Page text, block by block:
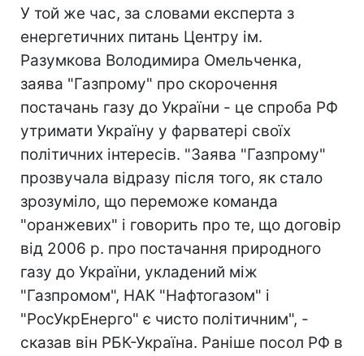
У той же час, за словами експерта з
енергетичних питань Центру ім.
Разумкова Володимира Омельченка,
заява "Газпрому" про скорочення
постачань газу до України - це спроба РФ
утримати Україну у фарватері своїх
політичних інтересів. "Заява "Газпрому"
прозвучала відразу після того, як стало
зрозуміло, що переможе команда
"оранжевих" і говорить про те, що договір
від 2006 р. про постачання природного
газу до України, укладений між
"Газпромом", НАК "Нафтогазом" і
"РосУкрЕнерго" є чисто політичним", -
сказав він РБК-Україна. Раніше посол РФ в